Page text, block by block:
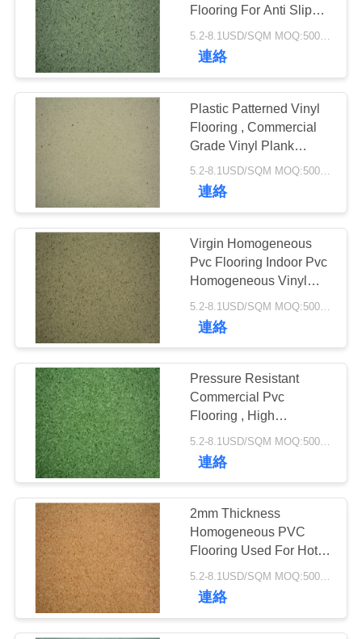
イ
ポ
ビニールWPC床
Flooring For Anti Slip
Kids Play Area
5.2-8.1USD/SQM MOQ:500SQM
連絡
Plastic Patterned Vinyl
Flooring , Commercial
Grade Vinyl Plank
Flooring
5.2-8.1USD/SQM MOQ:500SQM
連絡
Virgin Homogeneous
Pvc Flooring Indoor Pvc
Homogeneous Vinyl
2*20M
連絡
Pressure Resistant
Commercial Pvc
Flooring , High
Resilience Indoor Vinyl
Flooring
連絡
2mm Thickness
Homogeneous PVC
Flooring Used For Hotel
/ Library / School
5.2-8.1USD/SQM MOQ:500SQM
連絡